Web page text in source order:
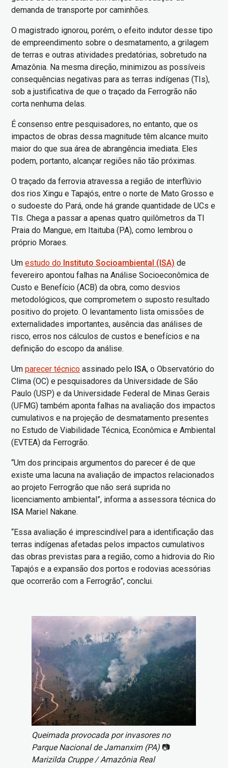
demanda de transporte por caminhões.
O magistrado ignorou, porém, o efeito indutor desse tipo
de empreendimento sobre o desmatamento, a grilagem
de terras e outras atividades predatórias, sobretudo na
Amazônia. Na mesma direção, minimizou as possíveis
consequências negativas para as terras indígenas (TIs),
sob a justificativa de que o traçado da Ferrogrão não
corta nenhuma delas.
É consenso entre pesquisadores, no entanto, que os
impactos de obras dessa magnitude têm alcance muito
maior do que sua área de abrangência imediata. Eles
podem, portanto, alcançar regiões não tão próximas.
O traçado da ferrovia atravessa a região de interflúvio
dos rios Xingu e Tapajós, entre o norte de Mato Grosso e
o sudoeste do Pará, onde há grande quantidade de UCs e
TIs. Chega a passar a apenas quatro quilômetros da TI
Praia do Mangue, em Itaituba (PA), como lembrou o
próprio Moraes.
Umestudo do Instituto Socioambiental (ISA) de
fevereiro apontou falhas na Análise Socioeconômica de
Custo e Benefício (ACB) da obra, como desvios
metodológicos, que comprometem o suposto resultado
positivo do projeto. O levantamento lista omissões de
externalidades importantes, ausência das análises de
risco, erros nos cálculos de custos e benefícios e na
definição do escopo da análise.
Umparecer técnico assinado pelo ISA, o Observatório do
Clima (OC) e pesquisadores da Universidade de São
Paulo (USP) e da Universidade Federal de Minas Gerais
(UFMG) também aponta falhas na avaliação dos impactos
cumulativos e na projeção de desmatamento presentes
no Estudo de Viabilidade Técnica, Econômica e Ambiental
(EVTEA) da Ferrogrão.
“Um dos principais argumentos do parecer é de que
existe uma lacuna na avaliação de impactos relacionados
ao projeto Ferrogrão que não será suprida no
licenciamento ambiental”, informa a assessora técnica do
ISA Mariel Nakane.
“Essa avaliação é imprescindível para a identificação das
terras indígenas afetadas pelos impactos cumulativos
das obras previstas para a região, como a hidrovia do Rio
Tapajós e a expansão dos portos e rodovias acessórias
que ocorrerão com a Ferrogrão”, conclui.
Imagem
Queimada provocada por invasores no
Parque Nacional de Jamanxim (PA)📷
Marizilda Cruppe / Amazônia Real